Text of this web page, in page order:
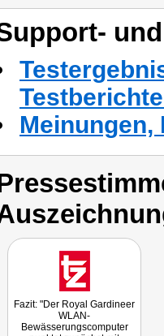
Fazit: "Der Royal Gardineer
WLAN-
Bewässerungscomputer